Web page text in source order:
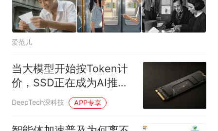
爱范儿
当大模型开始按Token计
价，SSD正在成为AI推理
核心
DeepTech深科技 APP专享